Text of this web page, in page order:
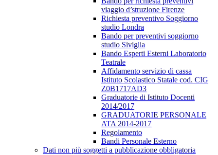
viaggio d’struzione Firenze
Richiesta preventivo Soggiorno
studio Londra
Bando per preventivi soggiorno
studio Siviglia
Bando Esperti Esterni Laboratorio
Teatrale
Affidamento servizio di cassa
Istituto Scolastico Statale cod. CIG
Z0B1717AD3
Graduatorie di Istituto Docenti
2014/2017
GRADUATORIE PERSONALE
ATA 2014-2017
Regolamento
Bandi Personale Esterno
Dati non più soggetti a pubblicazione obbligatoria